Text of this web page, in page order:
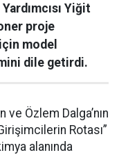
Yiğit
proje
model
dile getirdi.
ve Özlem Dalga’nın
Rotası”
alanında